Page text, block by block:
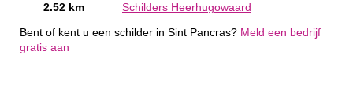
2.52 km
Schilders Heerhugowaard
Bent of kent u een schilder in Sint Pancras? Meld een bedrijf
gratis aan